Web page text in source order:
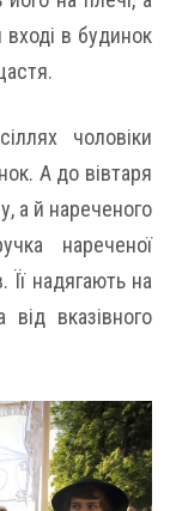
вході в будинок
чоловіки
А до вівтаря
а й нареченого
нареченої
Її надягають на
вказівного